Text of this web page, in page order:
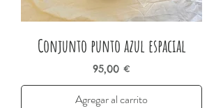
Conjunto punto azul espacial
Precio
95,00 €
Agregar al carrito